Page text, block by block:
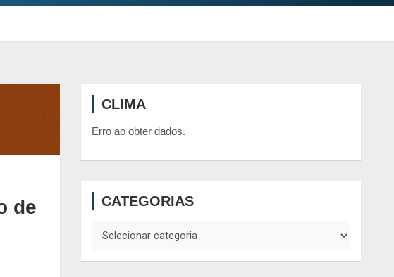
de
CLIMA
Erro ao obter dados.
CATEGORIAS